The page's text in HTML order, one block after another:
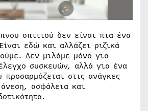
σπιτιού δεν είναι πια ένα
εδώ και αλλάζει ριζικά
Δεν μιλάμε μόνο για
συσκευών, αλλά για ένα
προσαρμόζεται στις ανάγκες
ασφάλεια και